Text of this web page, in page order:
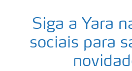
Siga a Yara
sociais para